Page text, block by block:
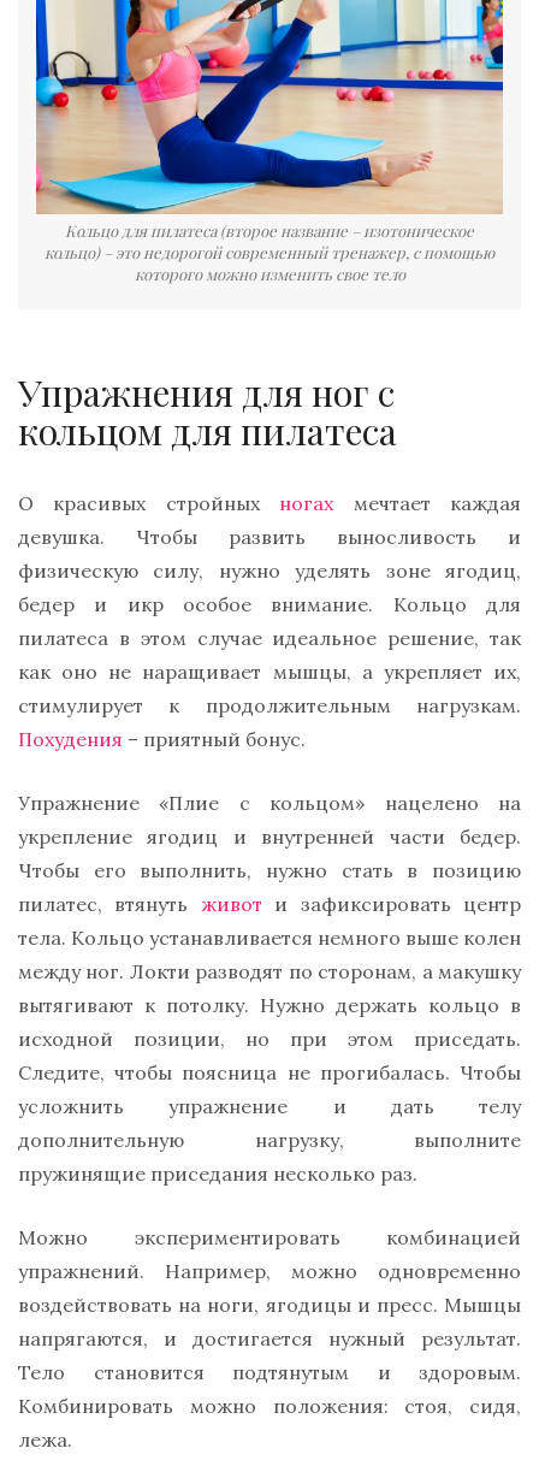
Кольцо для пилатеса (второе название – изотоническое
кольцо) – это недорогой современный тренажер, с помощью
которого можно изменить свое тело
Упражнения для ног с
кольцом для пилатеса
О красивых стройных ногахмечтает каждая
девушка. Чтобы развить выносливость и
физическую силу, нужно уделять зоне ягодиц,
бедер и икр особое внимание. Кольцо для
пилатеса в этом случае идеальное решение, так
как оно не наращивает мышцы, а укрепляет их,
стимулирует к продолжительным нагрузкам.
Похудения – приятный бонус.
Упражнение «Плие с кольцом» нацелено на
укрепление ягодиц и внутренней части бедер.
Чтобы его выполнить, нужно стать в позицию
пилатес, втянуть живот и зафиксировать центр
тела. Кольцо устанавливается немного выше колен
между ног. Локти разводят по сторонам, а макушку
вытягивают к потолку. Нужно держать кольцо в
исходной позиции, но при этом приседать.
Следите, чтобы поясница не прогибалась. Чтобы
усложнить упражнение и дать телу
дополнительную нагрузку, выполните
пружинящие приседания несколько раз.
Можно экспериментировать комбинацией
упражнений. Например, можно одновременно
воздействовать на ноги, ягодицы и пресс. Мышцы
напрягаются, и достигается нужный результат.
Тело становится подтянутым и здоровым.
Комбинировать можно положения: стоя, сидя,
лежа.